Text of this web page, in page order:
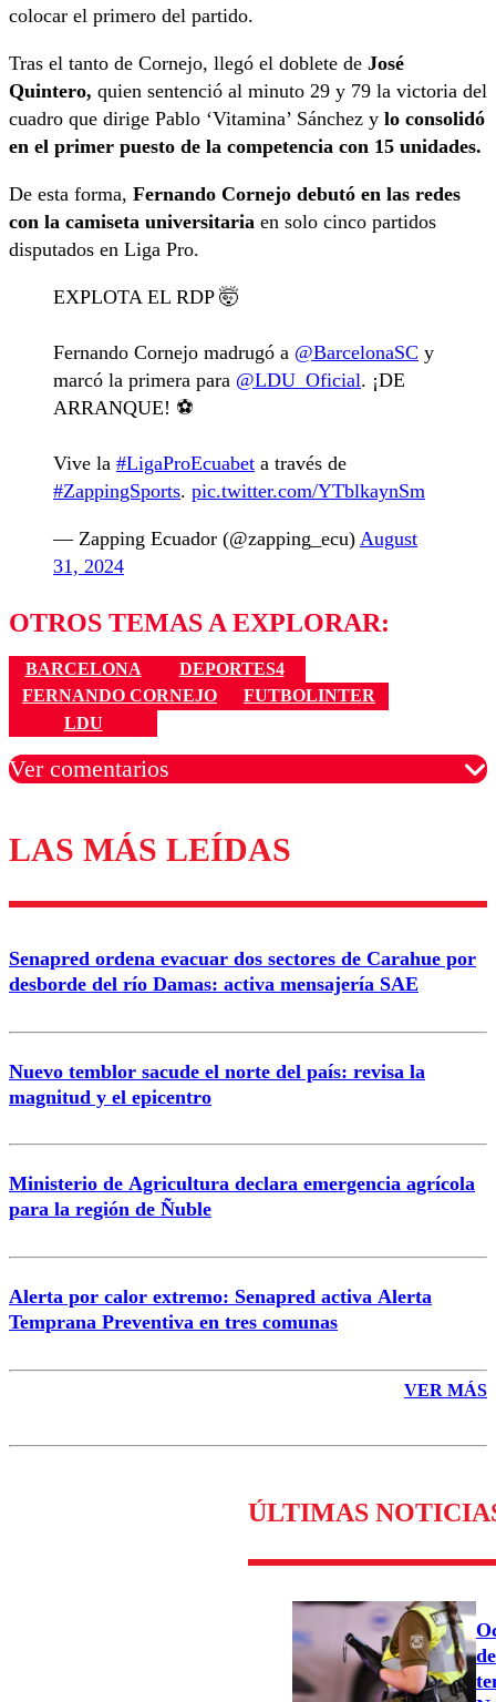
colocar el primero del partido.
Tras el tanto de Cornejo, llegó el doblete de José
Quintero, quien sentenció al minuto 29 y 79 la victoria del
cuadro que dirige Pablo ‘Vitamina’ Sánchez y lo consolidó
en el primer puesto de la competencia con 15 unidades.
De esta forma, Fernando Cornejo debutó en las redes
con la camiseta universitaria en solo cinco partidos
disputados en Liga Pro.
EXPLOTA EL RDP 🤯
Fernando Cornejo madrugó a @BarcelonaSC y
marcó la primera para @LDU_Oficial. ¡DE
ARRANQUE! ⚽️
Vive la #LigaProEcuabet a través de
#ZappingSports. pic.twitter.com/YTblkaynSm
— Zapping Ecuador (@zapping_ecu) August
31, 2024
OTROS TEMAS A EXPLORAR:
BARCELONA
DEPORTES4
FERNANDO CORNEJO
FUTBOLINTER
LDU
Ver comentarios
Los comentarios son moderados para garantizar un
diálogo respetuoso.
Correo
LAS MÁS LEÍDAS
Senapred ordena evacuar dos sectores de Carahue por
desborde del río Damas: activa mensajería SAE
Nuevo temblor sacude el norte del país: revisa la
magnitud y el epicentro
Ministerio de Agricultura declara emergencia agrícola
para la región de Ñuble
Alerta por calor extremo: Senapred activa Alerta
Temprana Preventiva en tres comunas
VER MÁS
ÚLTIMAS